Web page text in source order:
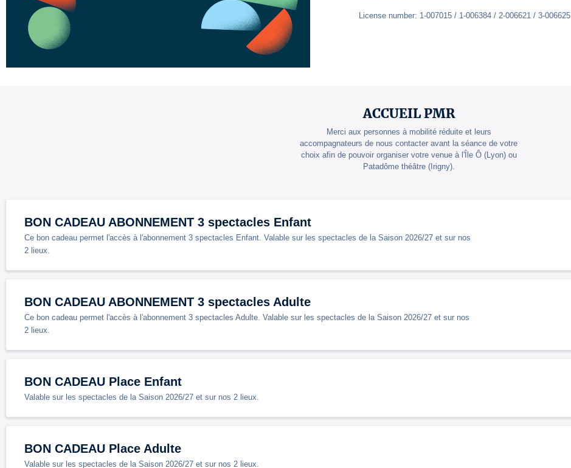
License number: 1-007015 / 1-006384 / 2-006621 / 3-006625
ACCUEIL PMR
Merci aux personnes à mobilité réduite et leurs
accompagnateurs de nous contacter avant la séance de votre
choix afin de pouvoir organiser votre venue à l'Île Ô (Lyon) ou
Patadôme théâtre (Irigny).
BON CADEAU ABONNEMENT 3 spectacles Enfant
Ce bon cadeau permet l'accès à l'abonnement 3 spectacles Enfant. Valable sur les spectacles de la Saison 2026/27 et sur nos
2 lieux.
BON CADEAU ABONNEMENT 3 spectacles Adulte
Ce bon cadeau permet l'accès à l'abonnement 3 spectacles Adulte. Valable sur les spectacles de la Saison 2026/27 et sur nos
2 lieux.
BON CADEAU Place Enfant
Valable sur les spectacles de la Saison 2026/27 et sur nos 2 lieux.
BON CADEAU Place Adulte
Valable sur les spectacles de la Saison 2026/27 et sur nos 2 lieux.